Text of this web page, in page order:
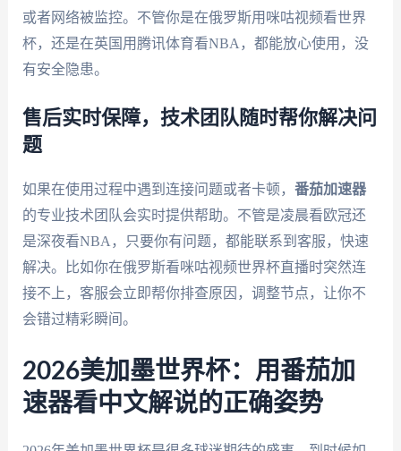
或者网络被监控。不管你是在俄罗斯用咪咕视频看世界
杯，还是在英国用腾讯体育看NBA，都能放心使用，没
有安全隐患。
售后实时保障，技术团队随时帮你解决问
题
如果在使用过程中遇到连接问题或者卡顿， 番茄加速器
的专业技术团队会实时提供帮助。不管是凌晨看欧冠还
是深夜看NBA，只要你有问题，都能联系到客服，快速
解决。比如你在俄罗斯看咪咕视频世界杯直播时突然连
接不上，客服会立即帮你排查原因，调整节点，让你不
会错过精彩瞬间。
2026美加墨世界杯：用番茄加
速器看中文解说的正确姿势